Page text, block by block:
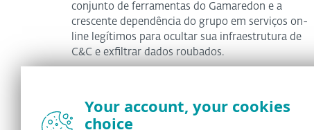
conjunto de ferramentas do Gamaredon e a
crescente dependência do grupo em serviços on-
line legítimos para ocultar sua infraestrutura de
C&C e exfiltrar dados roubados.
Your account, your cookies
choice